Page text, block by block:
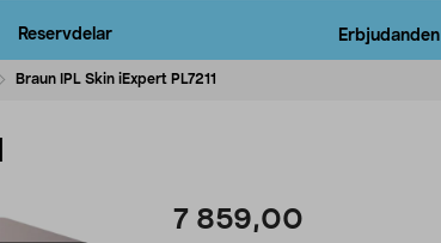
Reservdelar Erbjudanden
Braun IPL Skin iExpert PL7211
7 859,00